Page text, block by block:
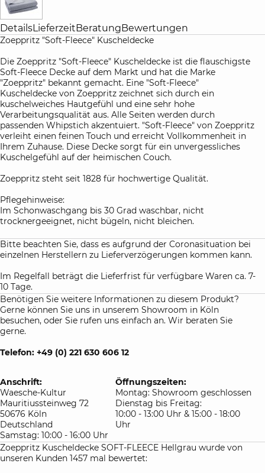
DetailsLieferzeitBeratungBewertungen
Zoeppritz "Soft-Fleece" Kuscheldecke
Die Zoeppritz "Soft-Fleece" Kuscheldecke ist die flauschigste
Soft-Fleece Decke auf dem Markt und hat die Marke
"Zoeppritz" bekannt gemacht. Eine "Soft-Fleece"
Kuscheldecke von Zoeppritz zeichnet sich durch ein
kuschelweiches Hautgefühl und eine sehr hohe
Verarbeitungsqualität aus. Alle Seiten werden durch
passenden Whipstich akzentuiert. "Soft-Fleece" von Zoeppritz
verleiht einen feinen Touch und erreicht Vollkommenheit in
Ihrem Zuhause. Diese Decke sorgt für ein unvergessliches
Kuschelgefühl auf der heimischen Couch.
Zoeppritz steht seit 1828 für hochwertige Qualität.
Pflegehinweise:
Im Schonwaschgang bis 30 Grad waschbar, nicht
trocknergeeignet, nicht bügeln, nicht bleichen.
Bitte beachten Sie, dass es aufgrund der Coronasituation bei
einzelnen Herstellern zu Lieferverzögerungen kommen kann.
Im Regelfall beträgt die Lieferfrist für verfügbare Waren ca. 7-
10 Tage.
Benötigen Sie weitere Informationen zu diesem Produkt?
Gerne können Sie uns in unserem Showroom in Köln
besuchen, oder Sie rufen uns einfach an. Wir beraten Sie
gerne.
Telefon: +49 (0) 221 630 606 12
Anschrift:
Waesche-Kultur
Mauritiussteinweg 72
50676 Köln
Deutschland
Öffnungszeiten:
Montag: Showroom geschlossen
Dienstag bis Freitag:
10:00 - 13:00 Uhr & 15:00 - 18:00
Uhr
Samstag: 10:00 - 16:00 Uhr
Zoeppritz Kuscheldecke SOFT-FLEECE Hellgrau wurde von
unseren Kunden 1457 mal bewertet: